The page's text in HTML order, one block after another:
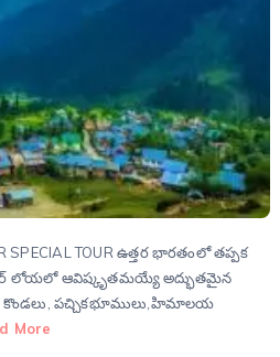
SPECIAL TOUR ఉత్తర భారతంలో తప్పక
లోయలో ఆవిష్కృతమయ్యే అద్భుతమైన
కొండలు, పచ్చికభూములు,హిమాలయ
More